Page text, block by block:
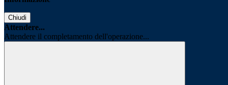
Chiudi
Attendere...
Attendere il completamento dell'operazione...